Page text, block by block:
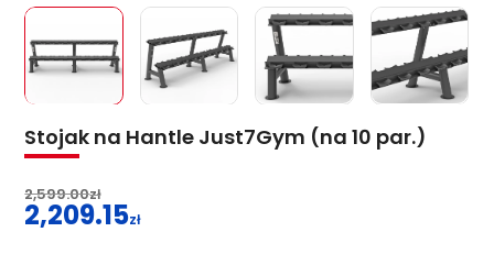
Stojak na Hantle Just7Gym (na 10 par.)
2,599.00zł
Pierwotna
2,209.15zł